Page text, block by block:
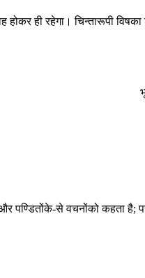
होकर ही रहेगा। चिन्तारूपी
पण्डितोंके-से वचनोंको कहता